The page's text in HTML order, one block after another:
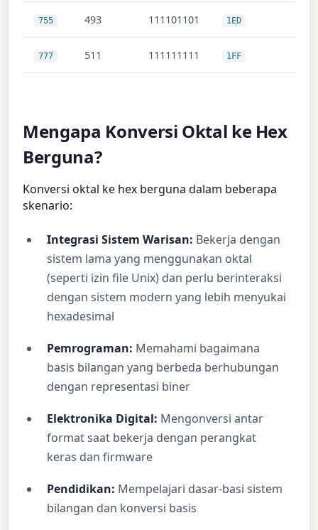
755 493 111101101 1ED
777 511 111111111 1FF
Mengapa Konversi Oktal ke Hex
Berguna?
Konversi oktal ke hex berguna dalam beberapa
skenario:
Integrasi Sistem Warisan: Bekerja dengan
sistem lama yang menggunakan oktal
(seperti izin file Unix) dan perlu berinteraksi
dengan sistem modern yang lebih menyukai
hexadesimal
Pemrograman: Memahami bagaimana
basis bilangan yang berbeda berhubungan
dengan representasi biner
Elektronika Digital: Mengonversi antar
format saat bekerja dengan perangkat
keras dan firmware
Pendidikan: Mempelajari dasar-basi sistem
bilangan dan konversi basis